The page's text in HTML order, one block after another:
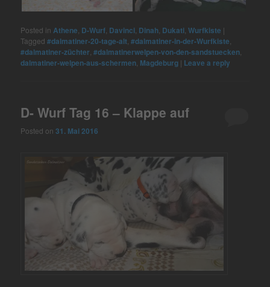
Posted in Athene D-Wurf Davinci Dinah Dukati ,Wurfkiste |
Tagged #dalmatiner-20-tage-alt ,#dalmatiner-in-der-Wurfkiste
#dalmatiner-züchter ,#dalmatinerwelpen-von-den-sandstuecken
dalmatiner-welpen-aus-schermen Magdeburg | Leave a reply
D- Wurf Tag 16 – Klappe auf
Posted on31. Mai 2016